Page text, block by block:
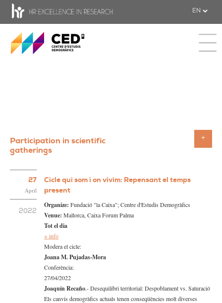
CED - Center for Demographic
Participation in scientific
gatherings
27
April
2022
Cicle qui som i on vivim: Repensant el temps
present
Organize: Fundació "la Caixa"; Centre d'Estudis Demogràfics
Venue: Mallorca, Caixa Forum Palma
Tot el dia
+ info
Modera el cicle:
Joana M. Pujadas-Mora
Conferència:
27/04/2022
Joaquín Recaño.- Desequilibri territorial: Despoblament vs. Saturació
Els canvis demogràfics actuals tenen conseqüències molt diverses